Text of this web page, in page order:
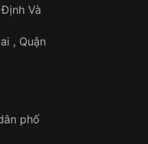
Và
, Quận
phố